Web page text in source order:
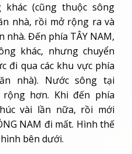
(cũng thuộc sông
nhà, rồi mở rộng ra và
nhà. Đến phía TÂY NAM,
khác, nhưng chuyển
đi qua các khu vực phía
nhà). Nước sông tại
hơn. Khi đến phía
vài lần nữa, rồi mới
NAM đi mất. Hình thế
bên dưới.